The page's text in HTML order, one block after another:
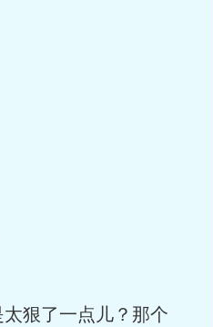
狠了一点儿？那个